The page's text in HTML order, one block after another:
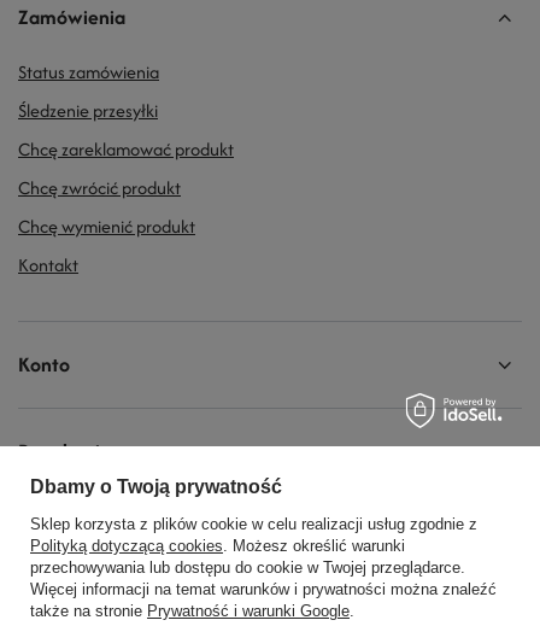
Zamówienia
Status zamówienia
Śledzenie przesyłki
Chcę zareklamować produkt
Chcę zwrócić produkt
Chcę wymienić produkt
Kontakt
Konto
Regulaminy
Social Media
Dbamy o Twoją prywatność
Sklep korzysta z plików cookie w celu realizacji usług zgodnie z
Polityką dotyczącą cookies. Możesz określić warunki
przechowywania lub dostępu do cookie w Twojej przeglądarce.
Więcej informacji na temat warunków i prywatności można znaleźć
także na stronie Prywatność i warunki Google.